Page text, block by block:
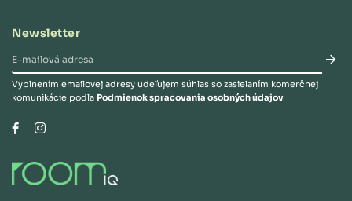
Newsletter
Vyplnením emailovej adresy udeľujem súhlas so zasielaním komerčnej
komunikácie podľa Podmienok spracovania osobných údajov
FacebookInstagram